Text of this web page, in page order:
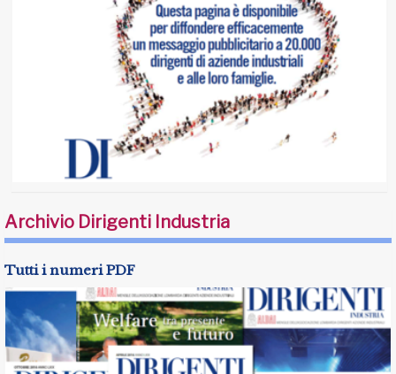
Archivio Dirigenti Industria
Tutti i numeri PDF